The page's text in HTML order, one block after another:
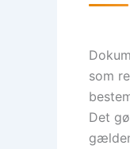
som
Det